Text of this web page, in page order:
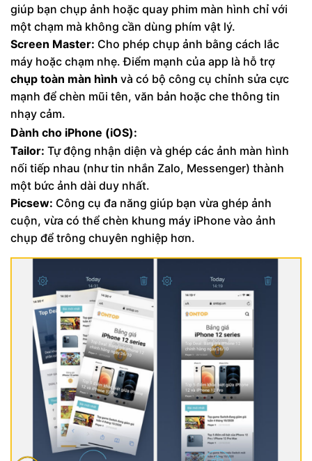
giúp bạn chụp ảnh hoặc quay phim màn hình chỉ với
một chạm mà không cần dùng phím vật lý.
Screen Master: Cho phép chụp ảnh bằng cách lắc
máy hoặc chạm nhẹ. Điểm mạnh của app là hỗ trợ
chụp toàn màn hình và có bộ công cụ chỉnh sửa cực
mạnh để chèn mũi tên, văn bản hoặc che thông tin
nhạy cảm.
Dành cho iPhone (iOS):
Tailor: Tự động nhận diện và ghép các ảnh màn hình
nối tiếp nhau (như tin nhắn Zalo, Messenger) thành
một bức ảnh dài duy nhất.
Picsew: Công cụ đa năng giúp bạn vừa ghép ảnh
cuộn, vừa có thể chèn khung máy iPhone vào ảnh
chụp để trông chuyên nghiệp hơn.